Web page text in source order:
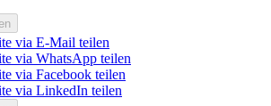
via E-Mail teilen
via WhatsApp teilen
via Facebook teilen
via LinkedIn teilen